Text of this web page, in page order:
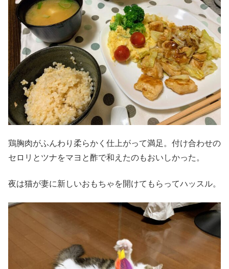
鶏胸肉がふんわり柔らかく仕上がって満足。付け合わせの
セロリとツナをマヨと酢で和えたのもおいしかった。
夜は猫が妻に新しいおもちゃを開けてもらってハッスル。